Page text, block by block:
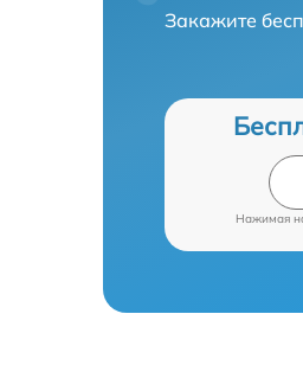
Закажите
Нажимая